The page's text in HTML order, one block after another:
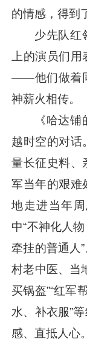
的情感，得到
少先队红
上的演员们
——他们做着
神薪火相传。
《哈达
越时空的对话
量长征史料、
军当年的艰难
地走进当年
中“不神化人
牵挂的普通人
村老中医、当
买锅盔”“红军
水、补衣服”
感、直抵人心。